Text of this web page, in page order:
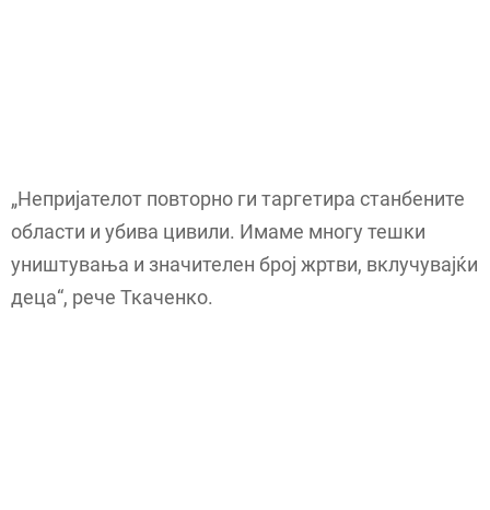
„Непријателот повторно ги таргетира станбените
области и убива цивили. Имаме многу тешки
уништувања и значителен број жртви, вклучувајќи
деца“, рече Ткаченко.